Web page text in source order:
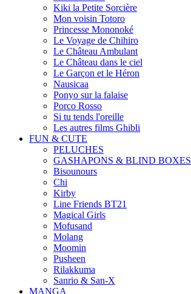
Kiki la Petite Sorcière
Mon voisin Totoro
Princesse Mononoké
Le Voyage de Chihiro
Le Château Ambulant
Le Château dans le ciel
Le Garçon et le Héron
Nausicaa
Ponyo sur la falaise
Porco Rosso
Si tu tends l'oreille
Les autres films Ghibli
FUN & CUTE
PELUCHES
GASHAPONS & BLIND BOXES
Bisounours
Chi
Kirby
Line Friends BT21
Magical Girls
Mofusand
Molang
Moomin
Pusheen
Rilakkuma
Sanrio & San-X
MANGA